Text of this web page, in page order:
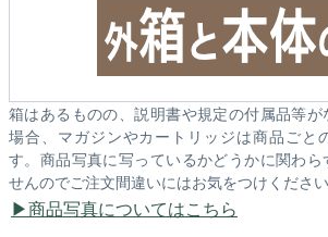
箱はあるものの、説明書や規定の付属品等
場合、マガジンやカートリッジは商品ごと
す。商品写真に写っているかどうかに関わら
せんのでご注文間違いにはお気をつけください
商品写真についてはこちら